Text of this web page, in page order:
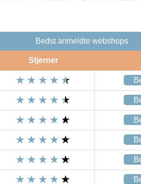
Bedst anmeldte webshops
Stjerner